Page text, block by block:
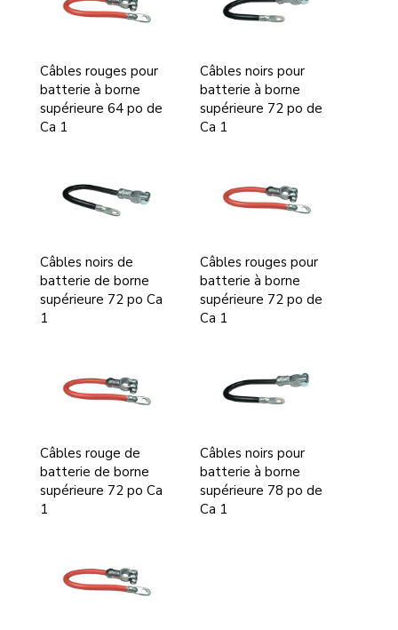
Câbles rouges pour
batterie à borne
supérieure 64 po de
Ca 1
Câbles noirs pour
batterie à borne
supérieure 72 po de
Ca 1
Câbles noirs de
batterie de borne
supérieure 72 po Ca
1
Câbles rouges pour
batterie à borne
supérieure 72 po de
Ca 1
Câbles rouge de
batterie de borne
supérieure 72 po Ca
1
Câbles noirs pour
batterie à borne
supérieure 78 po de
Ca 1